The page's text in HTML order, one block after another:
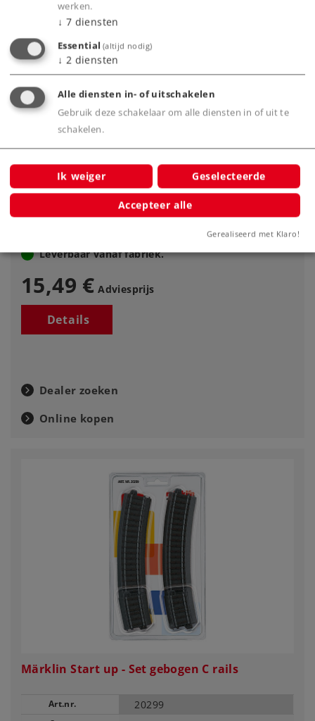
Märklin Start up - C-rails gebogen (R2)
Art.nr. 20230
H0
Leverbaar vanaf fabriek.
15,49 € Adviesprijs
Details
Dealer zoeken
Online kopen
Märklin Start up - Set gebogen C rails
Art.nr. 20299
werken.
↓ 7 diensten
Essential (altijd nodig)
↓ 2 diensten
Alle diensten in- of uitschakelen
Gebruik deze schakelaar om alle diensten in of uit te
schakelen.
Ik weiger Geselecteerde
Accepteer alle
Gerealiseerd met Klaro!